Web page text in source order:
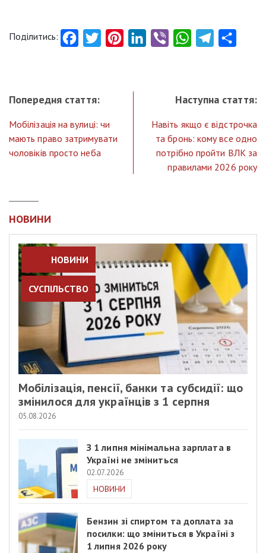
Поділитись: FacebookTwitter PinterestLinkedInViber WhatsAppTelegram
Попередня стаття:
Мобілізація на вулиці: чи
мають право затримувати
чоловіків просто неба
Наступна стаття:
Навіть якщо є відстрочка
та бронь: кому все одно
потрібно пройти ВЛК за
правилами 2026 року
НОВИНИ
НОВИНИ
СУСПІЛЬСТВО
Мобілізація, пенсії, банки та субсидії: що
змінилося для українців з 1 серпня
05.08.2026
З 1 липня мінімальна зарплата в
Україні не зміниться
02.07.2026
НОВИНИ
Бензин зі спиртом та доплата за
посилки: що зміниться в Україні з
1 липня 2026 року